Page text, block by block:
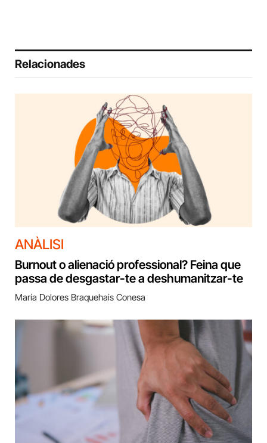
Relacionades
ANÀLISI
Burnout o alienació professional? Feina que
passa de desgastar-te a deshumanitzar-te
María Dolores Braquehais Conesa